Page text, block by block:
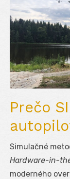
Prečo
Simulačné
Hardware-in-
moderného